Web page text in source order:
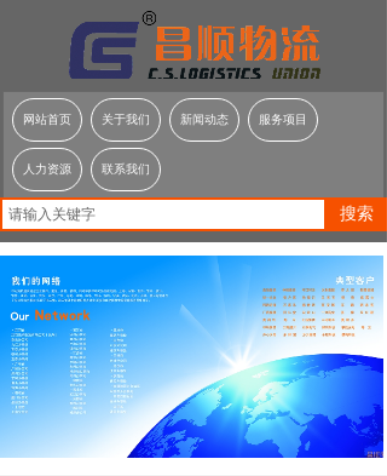
网站首页 关于我们 新闻动态 服务项目
人力资源 联系我们
搜索